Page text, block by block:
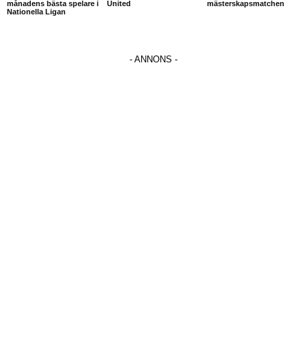
månadens bästa spelare i
Nationella Ligan
United
mästerskapsmatchen